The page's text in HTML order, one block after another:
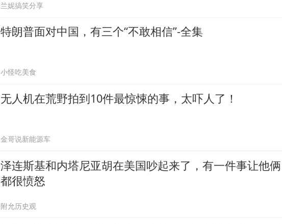
兰妮搞笑分享
特朗普面对中国，有三个“不敢相信”-全集
小怪吃美食
无人机在荒野拍到10件最惊悚的事，太吓人了！
金哥说新能源车
泽连斯基和内塔尼亚胡在美国吵起来了，有一件事让他俩
都很愤怒
附允历史观